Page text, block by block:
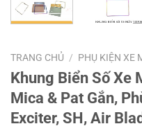
TRANG CHỦ / PHỤ KIỆN XE
Khung Biển Số Xe
Mica & Pat Gắn,
Exciter, SH, Air